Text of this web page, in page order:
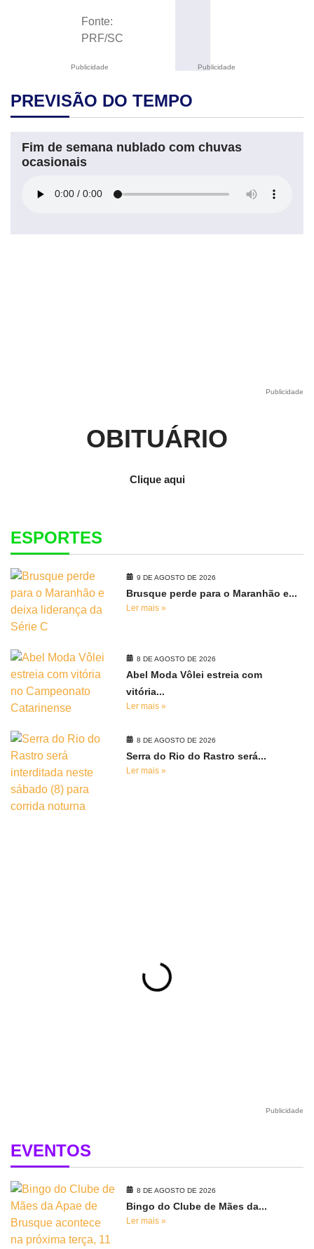
Publicidade
Fonte:
PRF/SC
Publicidade
PREVISÃO DO TEMPO
Fim de semana nublado com chuvas
ocasionais
Publicidade
OBITUÁRIO
Clique aqui
ESPORTES
9 DE AGOSTO DE 2026
Brusque perde para o Maranhão e...
Ler mais »
8 DE AGOSTO DE 2026
Abel Moda Vôlei estreia com
vitória...
Ler mais »
8 DE AGOSTO DE 2026
Serra do Rio do Rastro será...
Ler mais »
Publicidade
EVENTOS
8 DE AGOSTO DE 2026
Bingo do Clube de Mães da...
Ler mais »